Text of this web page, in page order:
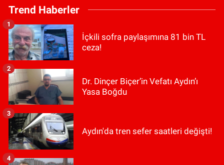
Trend Haberler
İçkili sofra paylaşımına 81 bin TL
ceza!
1
Dr. Dinçer Biçer’in Vefatı Aydın’ı
Yasa Boğdu
2
Aydın'da tren sefer saatleri değişti!
3
4